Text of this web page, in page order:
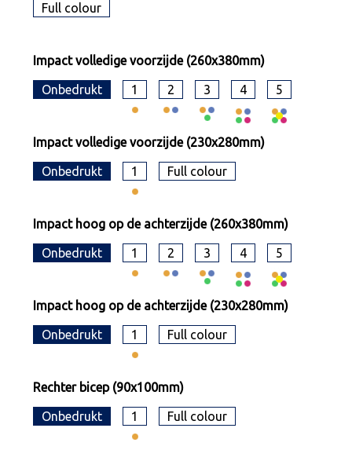
Full colour
Impact volledige voorzijde (260x380mm)
Onbedrukt 1 2 3 4 5
Impact volledige voorzijde (230x280mm)
Onbedrukt 1 Full colour
Impact hoog op de achterzijde (260x380mm)
Onbedrukt 1 2 3 4 5
Impact hoog op de achterzijde (230x280mm)
Onbedrukt 1 Full colour
Rechter bicep (90x100mm)
Onbedrukt 1 Full colour